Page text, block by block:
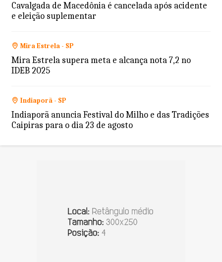
Cavalgada de Macedônia é cancelada após acidente
e eleição suplementar
Mira Estrela - SP
Mira Estrela supera meta e alcança nota 7,2 no
IDEB 2025
Indiaporã - SP
Indiaporã anuncia Festival do Milho e das Tradições
Caipiras para o dia 23 de agosto